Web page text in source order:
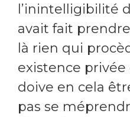
l’inintelligibilité
avait fait
là rien qui
existence
doive en cela
pas se